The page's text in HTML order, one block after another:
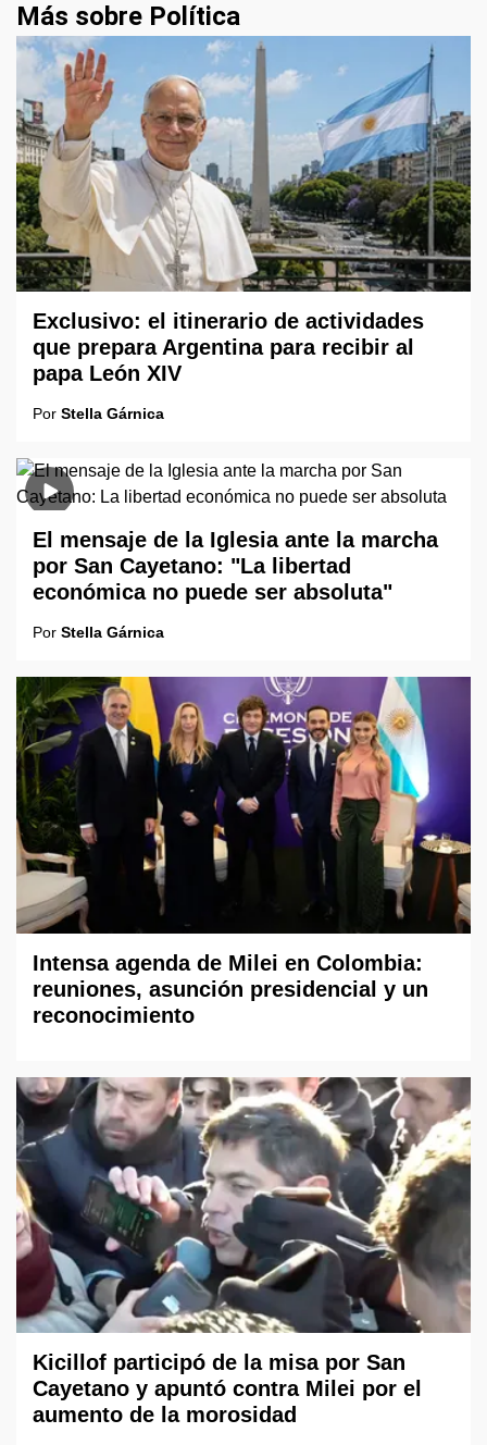
Más sobre Política
Exclusivo: el itinerario de actividades
que prepara Argentina para recibir al
papa León XIV
Por Stella Gárnica
El mensaje de la Iglesia ante la marcha
por San Cayetano: "La libertad
económica no puede ser absoluta"
Por Stella Gárnica
Intensa agenda de Milei en Colombia:
reuniones, asunción presidencial y un
reconocimiento
Kicillof participó de la misa por San
Cayetano y apuntó contra Milei por el
aumento de la morosidad